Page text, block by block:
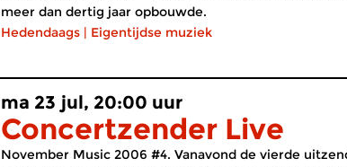
meer dan dertig jaar opbouwde.
Hedendaags | Eigentijdse muziek
ma 23 jul, 20:00 uur
Concertzender Live
November Music 2006 #4. Vanavond de vierde